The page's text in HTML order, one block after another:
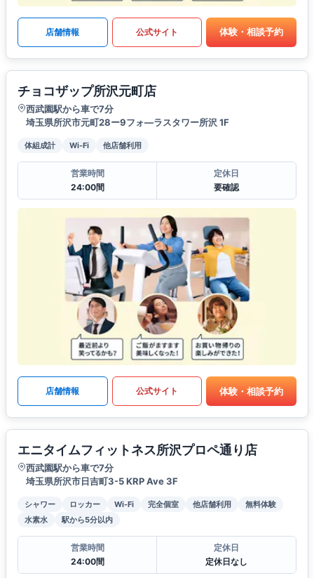
店舗情報 公式サイト 体験・相談予約
チョコザップ所沢元町店
西武園駅から車で7分
埼玉県所沢市元町28ー9フォ―ラスタワー所沢 1F
体組成計 Wi-Fi 他店舗利用
営業時間
24:00間
定休日
要確認
店舗情報 公式サイト 体験・相談予約
エニタイムフィットネス所沢プロペ通り店
西武園駅から車で7分
埼玉県所沢市日吉町3-5 KRP Ave 3F
シャワー ロッカー Wi-Fi 完全個室 他店舗利用
無料体験
水素水
駅から5分以内
営業時間
24:00間
定休日
定休日なし